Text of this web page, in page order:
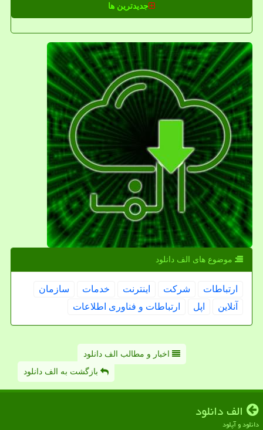
جدیدترین ها
موضوع های الف دانلود
ارتباطات شركت اینترنت خدمات
سازمان
آنلاین
اپل ارتباطات و فناوری اطلاعات
اخبار و مطالب الف دانلود
بازگشت به الف دانلود
الف دانلود
دانلود و آپلود